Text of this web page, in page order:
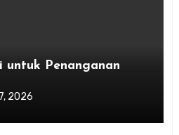
untuk Penanganan
2026